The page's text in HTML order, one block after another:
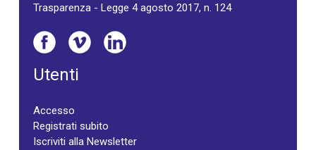
Trasparenza - Legge 4 agosto 2017, n. 124
Utenti
Accesso
Registrati subito
Iscriviti alla Newsletter